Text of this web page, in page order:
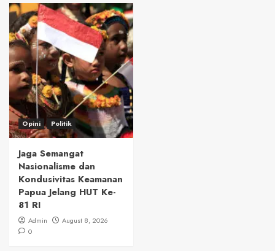
Opini Politik
Jaga Semangat
Nasionalisme dan
Kondusivitas Keamanan
Papua Jelang HUT Ke-
81 RI
Admin
August 8, 2026
0